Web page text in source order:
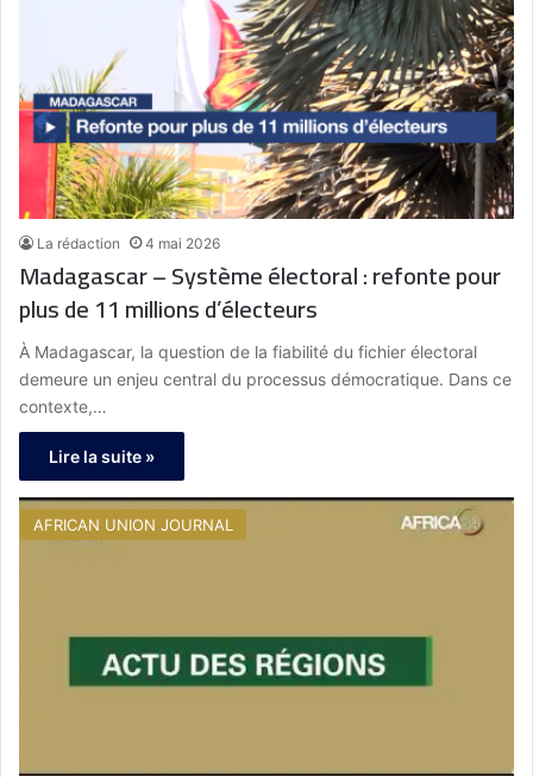
La rédaction 4 mai 2026
Madagascar – Système électoral : refonte pour
plus de 11 millions d’électeurs
À Madagascar, la question de la fiabilité du fichier électoral
demeure un enjeu central du processus démocratique. Dans ce
contexte,…
Lire la suite »
AFRICAN UNION JOURNAL